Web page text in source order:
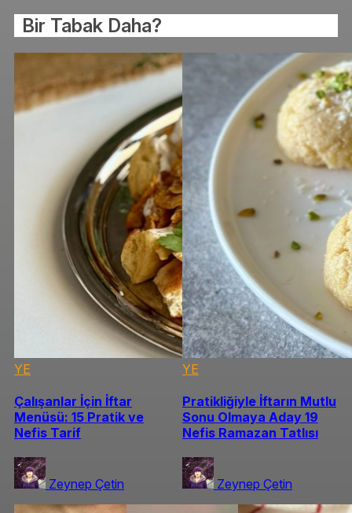
Bir Tabak Daha?
YE
Çalışanlar İçin İftar
Menüsü: 15 Pratik ve
Nefis Tarif
Zeynep Çetin
YE
Pratikliğiyle İftarın Mutlu
Sonu Olmaya Aday 19
Nefis Ramazan Tatlısı
Zeynep Çetin